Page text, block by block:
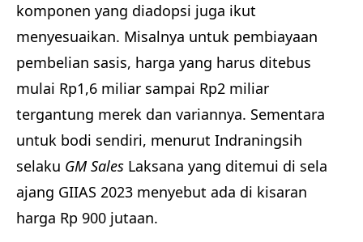
komponen yang diadopsi juga ikut
menyesuaikan. Misalnya untuk pembiayaan
pembelian sasis, harga yang harus ditebus
mulai Rp1,6 miliar sampai Rp2 miliar
tergantung merek dan variannya. Sementara
untuk bodi sendiri, menurut Indraningsih
selaku GM Sales Laksana yang ditemui di sela
ajang GIIAS 2023 menyebut ada di kisaran
harga Rp 900 jutaan.